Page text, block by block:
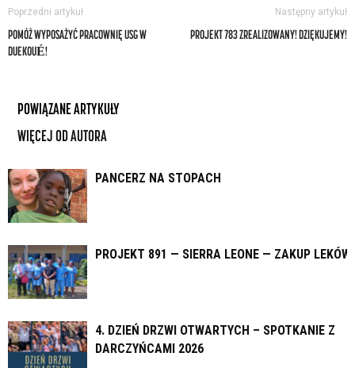
Poprzedni artykuł
POMÓŻ WYPOSAŻYĆ PRACOWNIĘ USG W
DUEKOUÉ!
Następny artykuł
PROJEKT 783 ZREALIZOWANY! DZIĘKUJEMY!
POWIĄZANE ARTYKUŁY
WIĘCEJ OD AUTORA
PANCERZ NA STOPACH
PROJEKT 891 — SIERRA LEONE — ZAKUP LEKÓW
4. DZIEŃ DRZWI OTWARTYCH – SPOTKANIE Z
DARCZYŃCAMI 2026